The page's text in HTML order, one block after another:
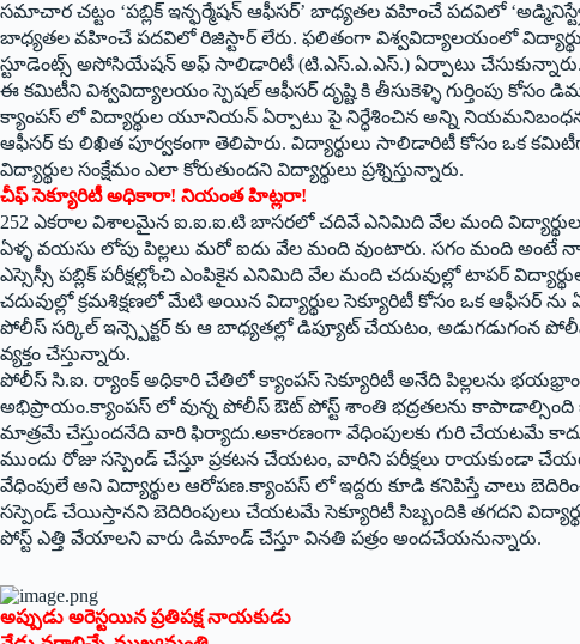
సమాచార చట్టం ‘పబ్లిక్‌ ఇన్ఫర్మేషన్‌ ఆఫీసర్‌’ ‌బాధ్యతల వహించే పదవిలో
‌బాధ్యతల వహించే పదవిలో రిజిస్టార్‌ ‌లేరు. ఫలితంగా విశ్వవిద్యాలయంలో
స్టూడెంట్స్ అసోసియేషన్‌ అఫ్‌ ‌సాలిడారిటీ (టి.ఎస్‌.ఎ.ఎస్‌.) ఏర్పాటు
ఈ కమిటీని విశ్వవిద్యాలయం స్పెషల్‌ ఆఫీసర్‌ ‌దృష్టి కి తీసుకెళ్ళి గుర్తింపు
‌క్యాంపస్‌ ‌లో విద్యార్థుల యూనియన్‌ ఏర్పాటు పై నిర్ధేశించిన అన్ని
ఆఫీసర్‌ ‌కు లిఖిత పూర్వకంగా తెలిపారు. విద్యార్థులు సాలిడారిటీ కోసం ఒక
‌విద్యార్థుల సంక్షేమం ఎలా కోరుతుందని విద్యార్థులు ప్రశ్నిస్తున్నారు.
చీఫ్‌ ‌సెక్యూరిటీ అధికారా! నియంత హిట్లరా!
252 ఎకరాల విశాలమైన ఐ.ఐ.ఐ.టి బాసరలో చదివే ఎనిమిది వేల మంది
ఏళ్ళ వయసు లోపు పిల్లలు మరో ఐదు వేల మంది వుంటారు. సగం మంది అంటే
ఎస్సెస్సీ పబ్లిక్‌ ‌పరీక్షల్లోంచి ఎంపికైన ఎనిమిది వేల మంది చదువుల్లో టాపర్‌
చదువుల్లో క్రమశిక్షణలో మేటి అయిన విద్యార్థుల సెక్యూరిటీ కోసం ఒక ఆఫీసర్‌
పోలీస్‌ ‌సర్కిల్‌ ఇన్స్పెక్టర్‌ ‌కు ఆ బాధ్యతల్లో డిప్యూట్‌ ‌చేయటం, అడుగడుగంన
వ్యక్తం చేస్తున్నారు.
పోలీస్‌ ‌సి.ఐ. ర్యాంక్‌ అధికారి చేతిలో క్యాంపస్‌ ‌సెక్యూరిటీ అనేది పిల్లలను
అభిప్రాయం.క్యాంపస్‌ ‌లో వున్న పోలీస్‌ ఔట్‌ ‌పోస్ట్ ‌శాంతి భద్రతలను కాపాడాల్సింది
మాత్రమే చేస్తుందనేది వారి ఫిర్యాదు.అకారణంగా వేధింపులకు గురి చేయటమే కాదు,
ముందు రోజు సస్పెండ్‌ ‌చేస్తూ ప్రకటన చేయటం, వారిని పరీక్షలు రాయకుండా
వేధింపులే అని విద్యార్థుల ఆరోపణ.క్యాంపస్‌ ‌లో ఇద్దరు కూడి కనిపిస్తే చాలు
సస్పెండ్‌ ‌చేయిస్తానని బెదిరింపులు చేయటమే సెక్యూరిటీ సిబ్బందికి తగదని
‌పోస్ట్ ఎత్తి వేయాలని వారు డిమాండ్‌ ‌చేస్తూ వినతి పత్రం అందచేయనున్నారు.
అప్పుడు అరెస్టయిన ప్రతిపక్ష నాయకుడు